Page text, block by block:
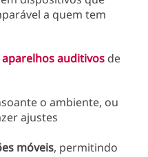
a quem tem
aparelhos auditivos de
o ambiente, ou
ajustes
móveis, permitindo